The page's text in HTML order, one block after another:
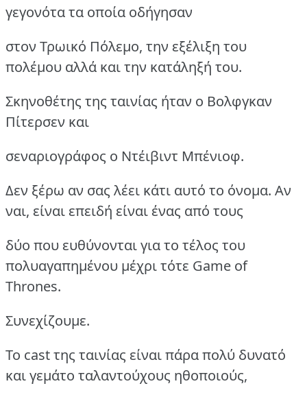
γεγονότα τα οποία οδήγησαν
στον Τρωικό Πόλεμο, την εξέλιξη του
πολέμου αλλά και την κατάληξή του.
Σκηνοθέτης της ταινίας ήταν ο Βολφγκαν
Πίτερσεν και
σεναριογράφος ο Ντέιβιντ Μπένιοφ.
Δεν ξέρω αν σας λέει κάτι αυτό το όνομα. Αν
ναι, είναι επειδή είναι ένας από τους
δύο που ευθύνονται για το τέλος του
πολυαγαπημένου μέχρι τότε Game of
Thrones.
Συνεχίζουμε.
Το cast της ταινίας είναι πάρα πολύ δυνατό
και γεμάτο ταλαντούχους ηθοποιούς,